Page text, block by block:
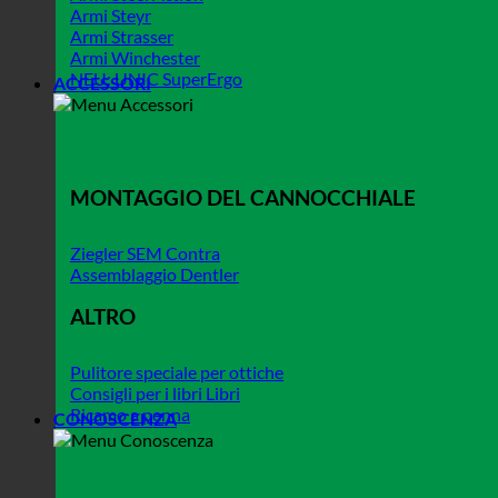
Armi Steyr
Armi Strasser
Armi Winchester
NEU: UNIC SuperErgo
ACCESSORI
MONTAGGIO DEL CANNOCCHIALE
Ziegler SEM Contra
Assemblaggio Dentler
ALTRO
Pulitore speciale per ottiche
Consigli per i libri Libri
Ricamo a penna
CONOSCENZA